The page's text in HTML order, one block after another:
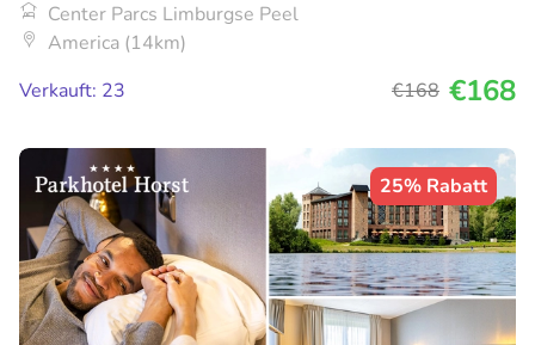
Center Parcs Limburgse Peel
America (14km)
Verkauft: 23
€168 €168
25% Rabatt